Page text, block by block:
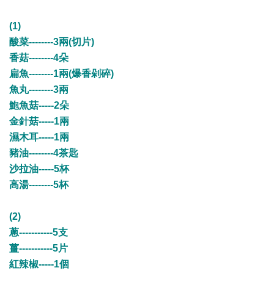
(1)
酸菜--------3兩(切片)
香菇--------4朵
扁魚--------1兩(爆香剁碎)
魚丸--------3兩
鮑魚菇-----2朵
金針菇-----1兩
濕木耳-----1兩
豬油--------4茶匙
沙拉油-----5杯
高湯--------5杯
(2)
蔥-----------5支
薑-----------5片
紅辣椒-----1個